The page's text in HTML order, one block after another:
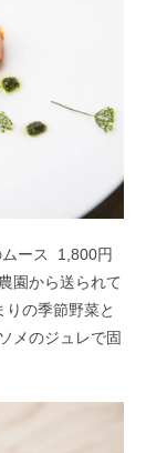
ムース 1,800円
園から送られて
の季節野菜と
メのジュレで固